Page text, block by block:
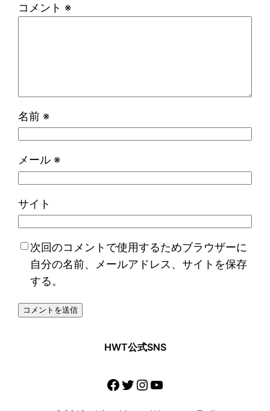
コメント ※
名前 ※
メール ※
サイト
次回のコメントで使用するためブラウザーに
自分の名前、メールアドレス、サイトを保存
する。
HWT公式SNS
Facebook
Twitter
Instagram
YouTube